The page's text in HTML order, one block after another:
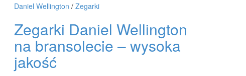
RALPH
LAUREN
Daniel Wellington / Zegarki
Zegarki Daniel Wellington
na bransolecie – wysoka
jakość